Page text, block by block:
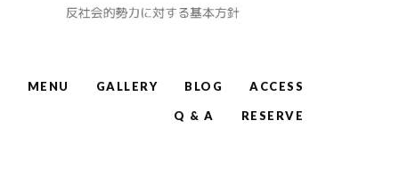
MENU GALLERY BLOG ACCESS
Q & A RESERVE